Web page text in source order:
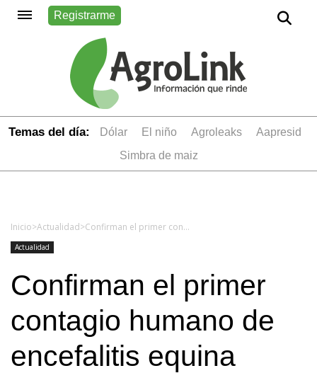
Registrarme
Temas del día: dólar el niño Agroleaks
aapresid
simbra de maiz
Inicio>Actualidad> Confirman el primer contagio humano de encefalitis equina
Actualidad
Confirman el primer
contagio humano de
encefalitis equina